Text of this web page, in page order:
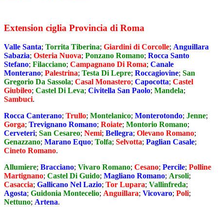
Extension ciglia Provincia di Roma
Valle Santa; Torrita Tiberina; Giardini di Corcolle; Anguillara
Sabazia; Osteria Nuova; Ponzano Romano; Rocca Santo
Stefano; Filacciano; Campagnano Di Roma; Canale
Monterano; Palestrina; Testa Di Lepre; Roccagiovine; San
Gregorio Da Sassola; Casal Monastero; Capocotta; Castel
Giubileo; Castel Di Leva; Civitella San Paolo; Mandela;
Sambuci.
Rocca Canterano; Trullo; Montelanico; Monterotondo; Jenne;
Gorga; Trevignano Romano; Roiate; Montorio Romano;
Cerveteri; San Cesareo; Nemi; Bellegra; Olevano Romano;
Genazzano; Marano Equo; Tolfa; Selvotta; Paglian Casale;
Cineto Romano.
Allumiere; Bracciano; Vivaro Romano; Cesano; Percile; Polline
Martignano; Castel Di Guido; Magliano Romano; Arsoli;
Casaccia; Gallicano Nel Lazio; Tor Lupara; Vallinfreda;
Agosta; Guidonia Montecelio; Anguillara; Vicovaro; Poli;
Nettuno; Artena.